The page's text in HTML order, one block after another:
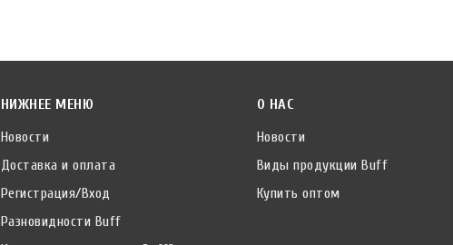
основной материал
Трикотаж
Хлопок
НИЖНЕЕ МЕНЮ
Новости
Доставка и оплата
Регистрация/Вход
Разновидности Buff
О НАС
Новости
Виды продукции Buff
Купить оптом